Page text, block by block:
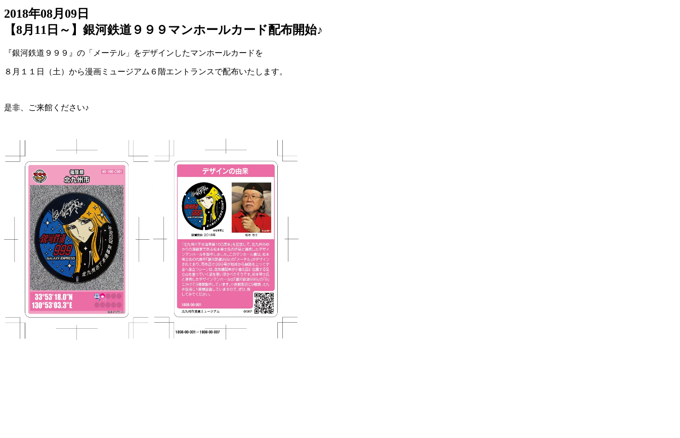
2018年08月09日
【8月11日～】銀河鉄道９９９マンホールカード配布開始♪
『銀河鉄道９９９』の「メーテル」をデザインしたマンホールカードを
８月１１日（土）から漫画ミュージアム６階エントランスで配布いたします。
是非、ご来館ください♪